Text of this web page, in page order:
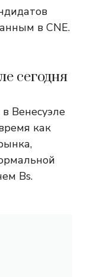
в CNE.
сегодня
Венесуэле
как
Bs.